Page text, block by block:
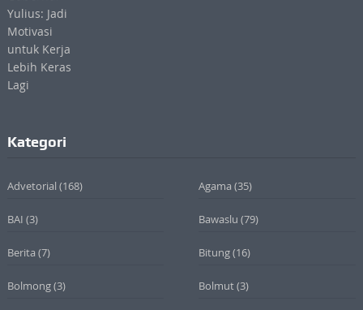
Kategori
Advetorial (168) Agama (35)
BAI (3) Bawaslu (79)
Berita (7) Bitung(16)
Bolmong(3) Bolmut(3)